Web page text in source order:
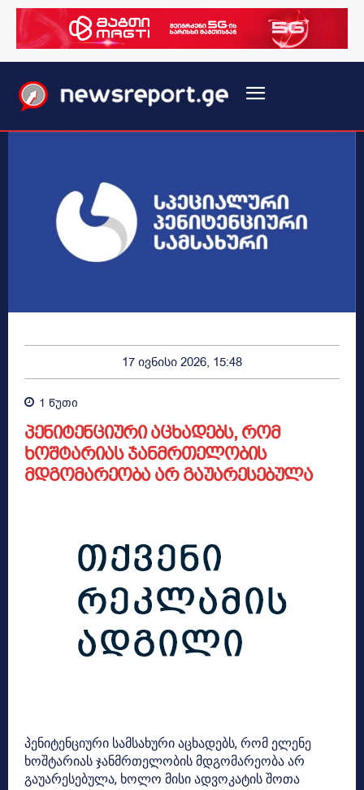
17 ივნისი 2026, 15:48
1 წუთი
პენიტენციური აცხადებს, რომ
ხოშტარიას ჯანმრთელობის
მდგომარეობა არ გაუარესებულა
პენიტენციური სამსახური აცხადებს, რომ ელენე
ხოშტარიას ჯანმრთელობის მდგომარეობა არ
გაუარესებულა, ხოლო მისი ადვოკატის შოთა